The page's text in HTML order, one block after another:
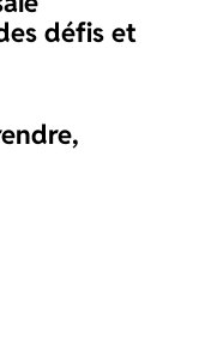
défis et